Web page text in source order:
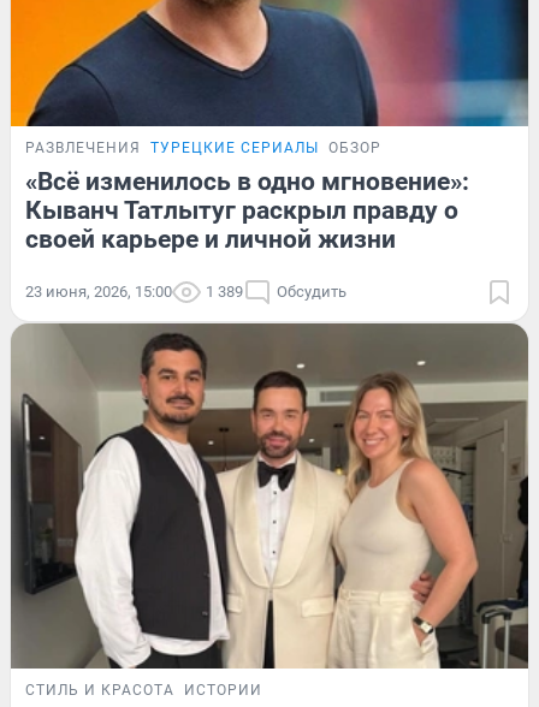
РАЗВЛЕЧЕНИЯ ТУРЕЦКИЕ СЕРИАЛЫ ОБЗОР
«Всё изменилось в одно мгновение»:
Кыванч Татлытуг раскрыл правду о
своей карьере и личной жизни
23 июня, 2026, 15:00 1 389 Обсудить
СТИЛЬ И КРАСОТА ИСТОРИИ